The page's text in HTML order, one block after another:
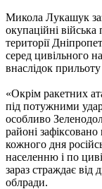
Микола Лукашук
окупаційні
території
серед цивільного
внаслідок
«Окрім ракетних
під потужними
особливо
районі
кожного дня
населенню і по
зараз страждає від
облради.